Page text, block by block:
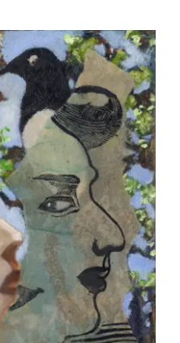
– La pie bavarde,
!